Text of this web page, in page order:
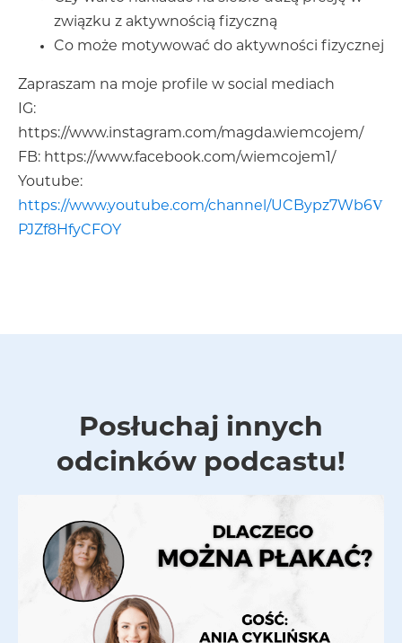
związku z aktywnością fizyczną
Co może motywować do aktywności fizycznej
Zapraszam na moje profile w social mediach
IG:
https://www.instagram.com/magda.wiemcojem/
FB: https://www.facebook.com/wiemcojem1/
Youtube:
https://www.youtube.com/channel/UCBypz7Wb6V
PJZf8HfyCFOY
Posłuchaj innych
odcinków podcastu!